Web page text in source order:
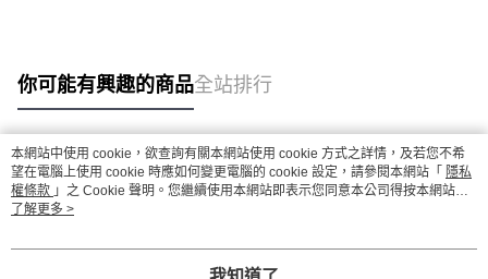
你可能有興趣的商品全站排行
熱門標籤
本網站中使用 cookie，欲查詢有關本網站使用 cookie 方式之詳情，及若您不希
望在電腦上使用 cookie 時應如何變更電腦的 cookie 設定，請參閱本網站「 隱私
權條款 」之 Cookie 聲明。您繼續使用本網站即表示您同意本公司得按本網站使
用條款之 Cookie 聲明使用 cookie。
了解更多 >